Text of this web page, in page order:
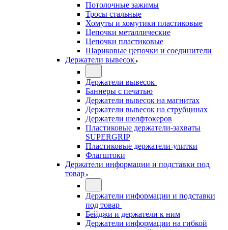
Потолочные зажимы
Тросы стальные
Хомуты и хомутики пластиковые
Цепочки металлические
Цепочки пластиковые
Шариковые цепочки и соединители
Держатели вывесок
Держатели вывесок
Баннеры с печатью
Держатели вывесок на магнитах
Держатели вывесок на струбцинах
Держатели шелфтокеров
Пластиковые держатели-захваты
SUPERGRIP
Пластиковые держатели-улитки
Флагштоки
Держатели информации и подставки под
товар
Держатели информации и подставки
под товар
Бейджи и держатели к ним
Держатели информации на гибкой